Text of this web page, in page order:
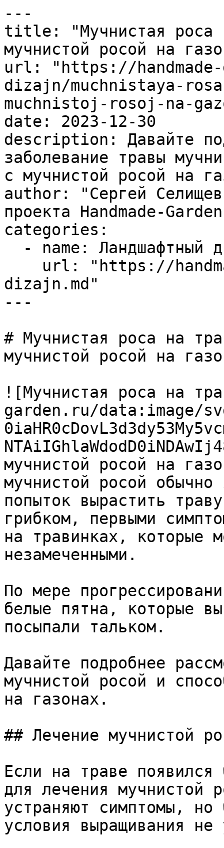
---
title: "Мучнистая роса
мучнистой росой на
url: "https://
dizajn/muchnistaya-
muchnistoj-rosoj-na-
date: 2023-12-30
description: Давайте
заболевание травы
с мучнистой росой на
author: "Сергей
проекта Handmade-
categories:
dizajn.md"
---
# Мучнистая роса на
мучнистой росой на
![Мучнистая роса на
garden.ru/data:image/
мучнистой росой на
мучнистой росой обычно
попыток вырастить
грибком, первыми
на травинках, которые
незамеченными.
По мере
белые пятна, которые
посыпали тальком.
Давайте подробнее
мучнистой росой и
на газонах.
## Лечение мучнистой
Если на траве появился
для лечения мучнистой
устраняют симптомы, но
условия выращивания